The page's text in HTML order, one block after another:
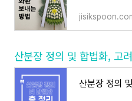
산분장 정의 및 합법화, 고